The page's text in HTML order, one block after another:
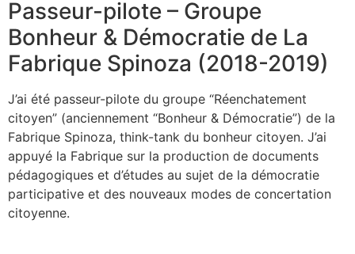
Passeur-pilote – Groupe
Bonheur & Démocratie de La
Fabrique Spinoza (2018-2019)
J’ai été passeur-pilote du groupe “Réenchatement
citoyen” (anciennement “Bonheur & Démocratie”) de la
Fabrique Spinoza, think-tank du bonheur citoyen. J’ai
appuyé la Fabrique sur la production de documents
pédagogiques et d’études au sujet de la démocratie
participative et des nouveaux modes de concertation
citoyenne.